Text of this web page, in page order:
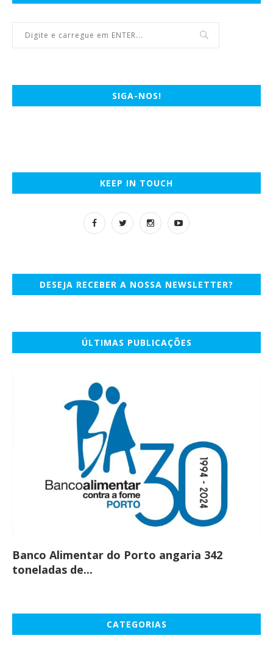
SIGA-NOS!
KEEP IN TOUCH
DESEJA RECEBER A NOSSA NEWSLETTER?
ÚLTIMAS PUBLICAÇÕES
Banco Alimentar do Porto angaria 342
toneladas de...
CATEGORIAS